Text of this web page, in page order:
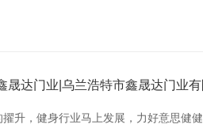
晟达门业|乌兰浩特市鑫晟达门业
升，健身行业马上发展，力好意思健